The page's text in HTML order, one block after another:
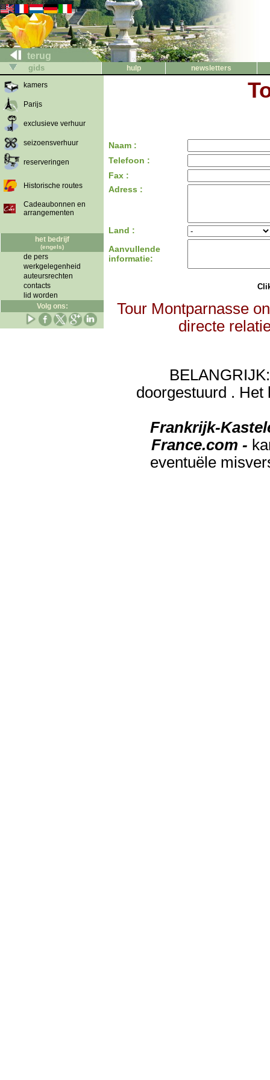
terug
gids hulp
newsletters
kamers
Parijs
exclusieve verhuur
seizoensverhuur
reserveringen
Historische routes
Cadeaubonnen en
arrangementen
het bedrijf
(engels)
de pers
werkgelegenheid
auteursrechten
contacts
lid worden
Volg ons:
Naam :
Telefoon :
Fax :
Adress :
Land :
Aanvullende
informatie:
Tour Montparnasse
directe
doorgestuurd . Het
Frankrijk-
France.com -
eventuële